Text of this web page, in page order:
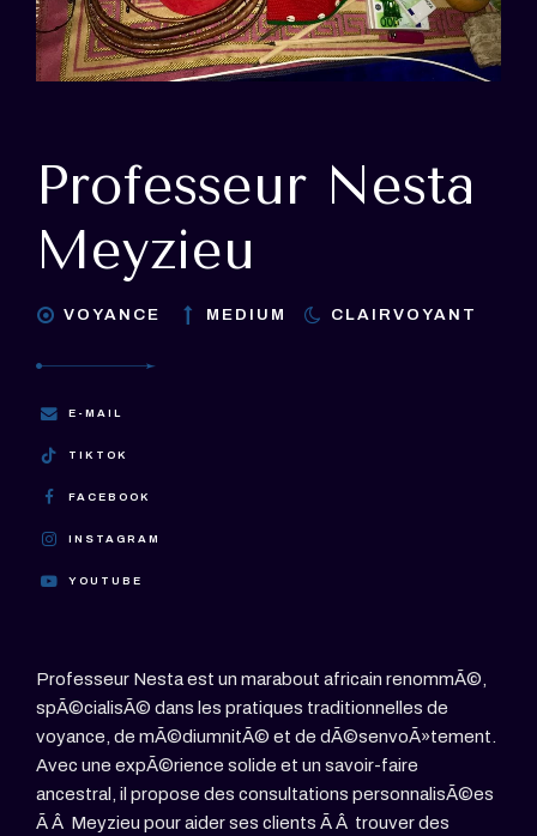
Professeur Nesta
Meyzieu
VOYANCE MEDIUM CLAIRVOYANT
E-MAIL
TIKTOK
FACEBOOK
INSTAGRAM
YOUTUBE
Professeur Nesta est un marabout africain renommÃ©,
spÃ©cialisÃ© dans les pratiques traditionnelles de
voyance, de mÃ©diumnitÃ© et de dÃ©senvoÃ»tement.
Avec une expÃ©rience solide et un savoir-faire
ancestral, il propose des consultations personnalisÃ©es
Ã Â Meyzieu pour aider ses clients Ã Â trouver des